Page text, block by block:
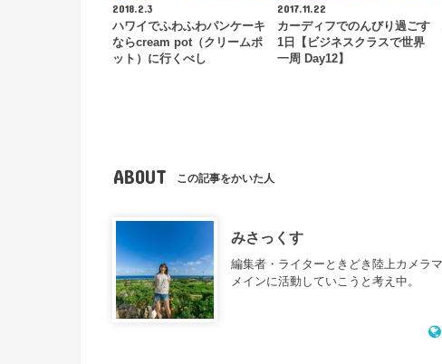
2018.2.3
ハワイでふわふわパンケーキ
ならcream pot（クリームポ
ット）に行くべし
2017.11.22
カーディフでのんびり過ごす
1日【ビジネスクラスで世界
一周 Day12】
ABOUT この記事をかいた人
みさっくす
編集者・ライターときどき陸上カメラ
メインに活動していこうと考え中。